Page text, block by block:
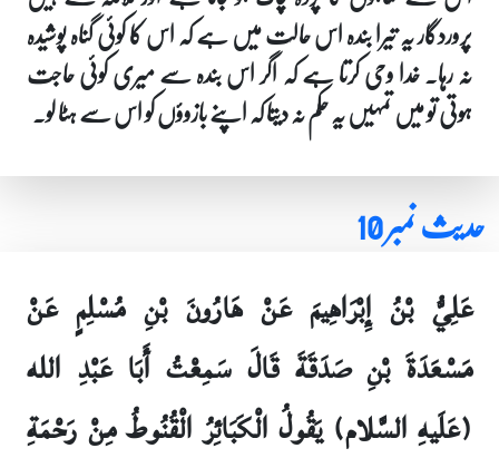
پروردگار یہ تیرا بندہ اس حالت میں ہے کہ اس کا کوئی گناہ پوشیدہ
نہ رہا۔ خدا وحی کرتا ہے کہ اگر اس بندہ سے میری کوئی حاجت
ہوتی تو میں تمہیں یہ حکم نہ دیتا کہ اپنے بازوؤں کو اس سے ہٹا لو۔
حدیث نمبر 10
عَلِيُّ بْنُ إِبْرَاهِيمَ عَنْ هَارُونَ بْنِ مُسْلِمٍ عَنْ
مَسْعَدَةَ بْنِ صَدَقَةَ قَالَ سَمِعْتُ أَبَا عَبْدِ الله
(عَلَيهِ السَّلام) يَقُولُ الْكَبَائِرُ الْقُنُوطُ مِنْ رَحْمَةِ